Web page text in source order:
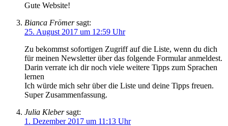
Gute Website!
Bianca Frömer sagt:
25. August 2017 um 12:59 Uhr
Zu bekommst sofortigen Zugriff auf die Liste, wenn du dich
für meinen Newsletter über das folgende Formular anmeldest.
Darin verrate ich dir noch viele weitere Tipps zum Sprachen
lernen
Ich würde mich sehr über die Liste und deine Tipps freuen.
Super Zusammenfassung.
Julia Kleber sagt:
1. Dezember 2017 um 11:13 Uhr